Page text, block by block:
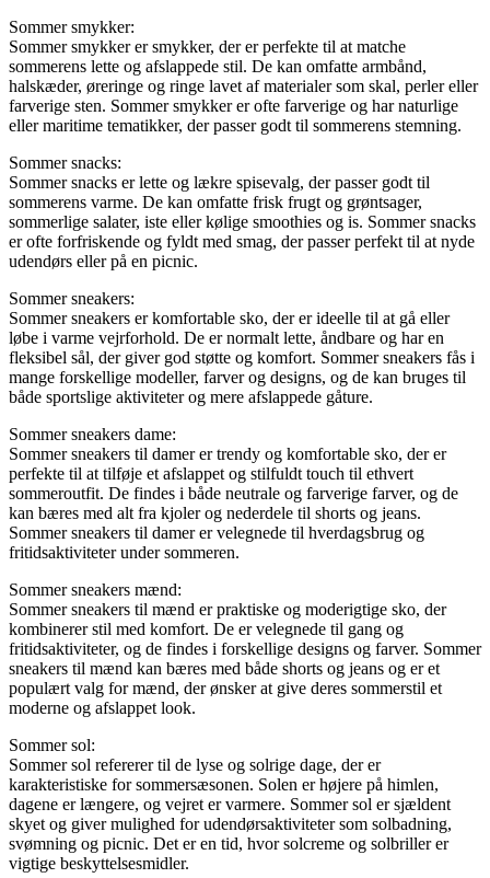
Sommer smykker:
Sommer smykker er smykker, der er perfekte til at matche
sommerens lette og afslappede stil. De kan omfatte armbånd,
halskæder, øreringe og ringe lavet af materialer som skal, perler eller
farverige sten. Sommer smykker er ofte farverige og har naturlige
eller maritime tematikker, der passer godt til sommerens stemning.
Sommer snacks:
Sommer snacks er lette og lækre spisevalg, der passer godt til
sommerens varme. De kan omfatte frisk frugt og grøntsager,
sommerlige salater, iste eller kølige smoothies og is. Sommer snacks
er ofte forfriskende og fyldt med smag, der passer perfekt til at nyde
udendørs eller på en picnic.
Sommer sneakers:
Sommer sneakers er komfortable sko, der er ideelle til at gå eller
løbe i varme vejrforhold. De er normalt lette, åndbare og har en
fleksibel sål, der giver god støtte og komfort. Sommer sneakers fås i
mange forskellige modeller, farver og designs, og de kan bruges til
både sportslige aktiviteter og mere afslappede gåture.
Sommer sneakers dame:
Sommer sneakers til damer er trendy og komfortable sko, der er
perfekte til at tilføje et afslappet og stilfuldt touch til ethvert
sommeroutfit. De findes i både neutrale og farverige farver, og de
kan bæres med alt fra kjoler og nederdele til shorts og jeans.
Sommer sneakers til damer er velegnede til hverdagsbrug og
fritidsaktiviteter under sommeren.
Sommer sneakers mænd:
Sommer sneakers til mænd er praktiske og moderigtige sko, der
kombinerer stil med komfort. De er velegnede til gang og
fritidsaktiviteter, og de findes i forskellige designs og farver. Sommer
sneakers til mænd kan bæres med både shorts og jeans og er et
populært valg for mænd, der ønsker at give deres sommerstil et
moderne og afslappet look.
Sommer sol:
Sommer sol refererer til de lyse og solrige dage, der er
karakteristiske for sommersæsonen. Solen er højere på himlen,
dagene er længere, og vejret er varmere. Sommer sol er sjældent
skyet og giver mulighed for udendørsaktiviteter som solbadning,
svømning og picnic. Det er en tid, hvor solcreme og solbriller er
vigtige beskyttelsesmidler.